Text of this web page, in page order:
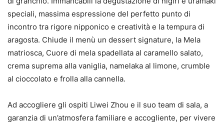
speciali, massima espressione del perfetto punto di
incontro tra rigore nipponico e creatività e la tempura di
aragosta. Chiude il menù un dessert signature, la Mela
matriosca, Cuore di mela spadellata al caramello salato,
crema suprema alla vaniglia, namelaka al limone, crumble
al cioccolato e frolla alla cannella.
Ad accogliere gli ospiti Liwei Zhou e il suo team di sala, a
garanzia di un’atmosfera familiare e accogliente, per vivere